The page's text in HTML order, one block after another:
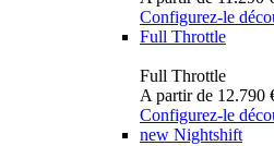
Configurez-le
Full Throttle
Full Throttle
A partir de 12.790
Configurez-le
new Nightshift